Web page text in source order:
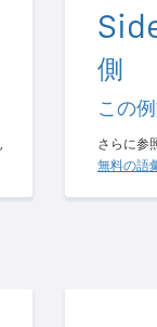
,
側
この
さらに参
無料の語